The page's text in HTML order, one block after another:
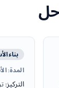
بناء
المدة:
التركيز: